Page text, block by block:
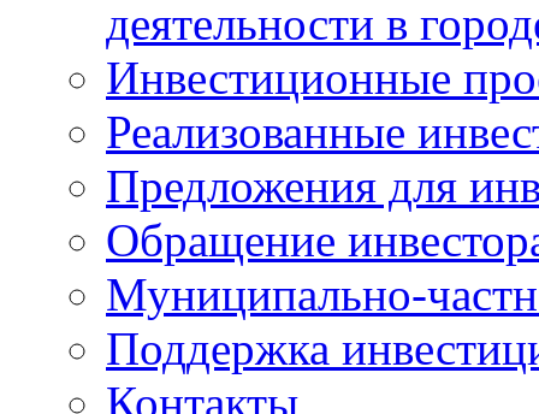
деятельности в
Инвестиционные
Реализованные
Предложения для
Обращение
Муниципально-
Поддержка
Контакты